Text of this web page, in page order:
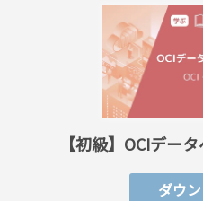
【初級】OCIデー
ダウ